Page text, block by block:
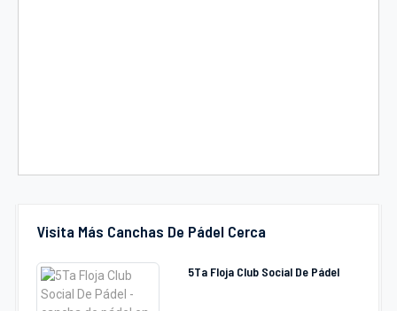
Visita Más Canchas De Pádel Cerca
5Ta Floja Club Social De Pádel